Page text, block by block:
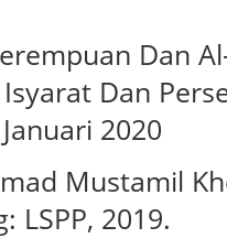
Dan
Dan
2020
Mustamil
LSPP, 2019.